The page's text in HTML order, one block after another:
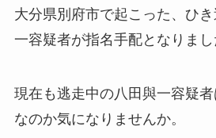
大分県別府市で起こった、ひ
一容疑者が指名手配となりまし
現在も逃走中の八田與一容疑
なのか気になりませんか。